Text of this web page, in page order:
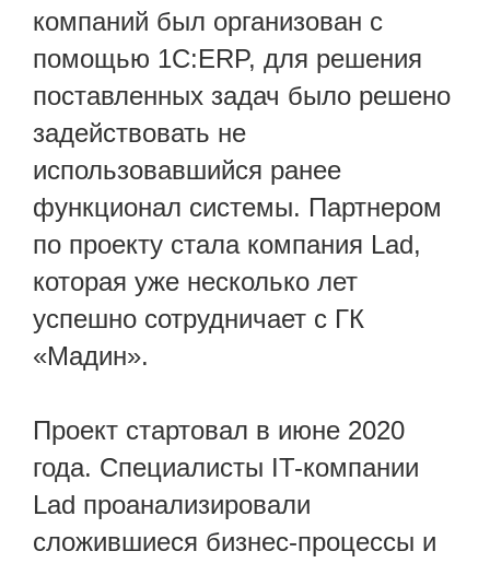
компаний был организован с
помощью 1С:ERP, для решения
поставленных задач было решено
задействовать не
использовавшийся ранее
функционал системы. Партнером
по проекту стала компания Lad,
которая уже несколько лет
успешно сотрудничает с ГК
«Мадин».
Проект стартовал в июне 2020
года. Специалисты IT-компании
Lad проанализировали
сложившиеся бизнес-процессы и